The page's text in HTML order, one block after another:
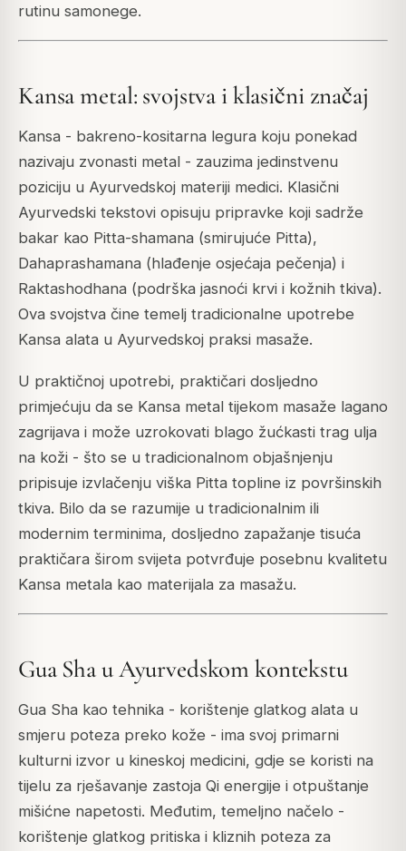
rutinu samonege.
Kansa metal: svojstva i klasični značaj
Kansa - bakreno-kositarna legura koju ponekad
nazivaju zvonasti metal - zauzima jedinstvenu
poziciju u Ayurvedskoj materiji medici. Klasični
Ayurvedski tekstovi opisuju pripravke koji sadrže
bakar kao Pitta-shamana (smirujuće Pitta),
Dahaprashamana (hlađenje osjećaja pečenja) i
Raktashodhana (podrška jasnoći krvi i kožnih tkiva).
Ova svojstva čine temelj tradicionalne upotrebe
Kansa alata u Ayurvedskoj praksi masaže.
U praktičnoj upotrebi, praktičari dosljedno
primjećuju da se Kansa metal tijekom masaže lagano
zagrijava i može uzrokovati blago žućkasti trag ulja
na koži - što se u tradicionalnom objašnjenju
pripisuje izvlačenju viška Pitta topline iz površinskih
tkiva. Bilo da se razumije u tradicionalnim ili
modernim terminima, dosljedno zapažanje tisuća
praktičara širom svijeta potvrđuje posebnu kvalitetu
Kansa metala kao materijala za masažu.
Gua Sha u Ayurvedskom kontekstu
Gua Sha kao tehnika - korištenje glatkog alata u
smjeru poteza preko kože - ima svoj primarni
kulturni izvor u kineskoj medicini, gdje se koristi na
tijelu za rješavanje zastoja Qi energije i otpuštanje
mišićne napetosti. Međutim, temeljno načelo -
korištenje glatkog pritiska i kliznih poteza za